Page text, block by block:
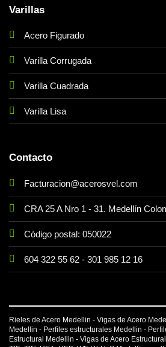
Varillas
Acero Figurado
Varilla Corrugada
Varilla Cuadrada
Varilla Lisa
Contacto
Facturacion@acerosvel.com
CRA 25 A Nro 1 - 31. Medellín
Código postal: 050022
604 322 55 62- 301 985 12 16
Rieles de Acero Medellin - Vigas de Acero
Medellin - Perfiles estructurales Medellin -
Estructural Medellin - Vigas de Acero